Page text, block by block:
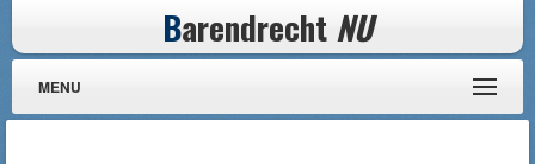
Barendrecht NU
MENU